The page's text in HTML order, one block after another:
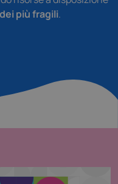
più fragili.